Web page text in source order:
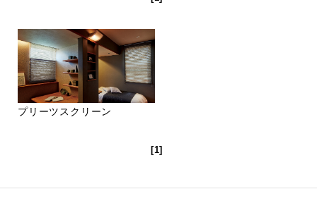
プリーツスクリーン
[1]